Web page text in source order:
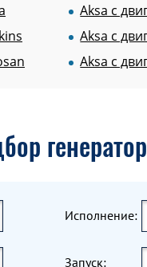
Aksa c
Aksa c
Aksa c
Исполнение:
Запуск: